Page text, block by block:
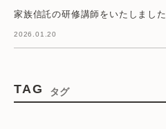
家族信託の研修講師をいたしました
2026.01.20
TAG タグ